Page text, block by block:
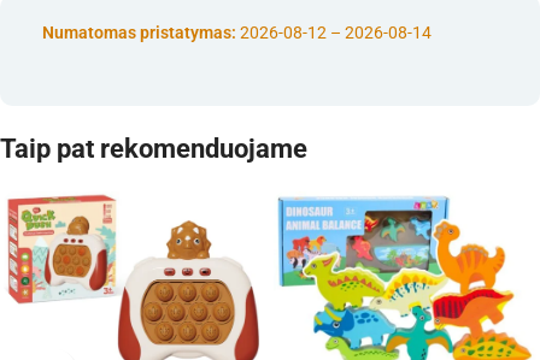
Numatomas pristatymas: 2026-08-12 – 2026-08-14
Taip pat rekomenduojame